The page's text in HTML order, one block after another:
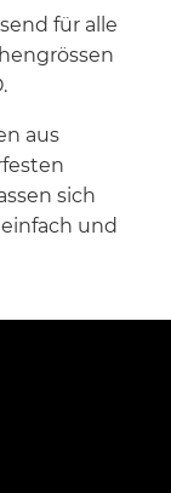
für alle
aus
sich
und